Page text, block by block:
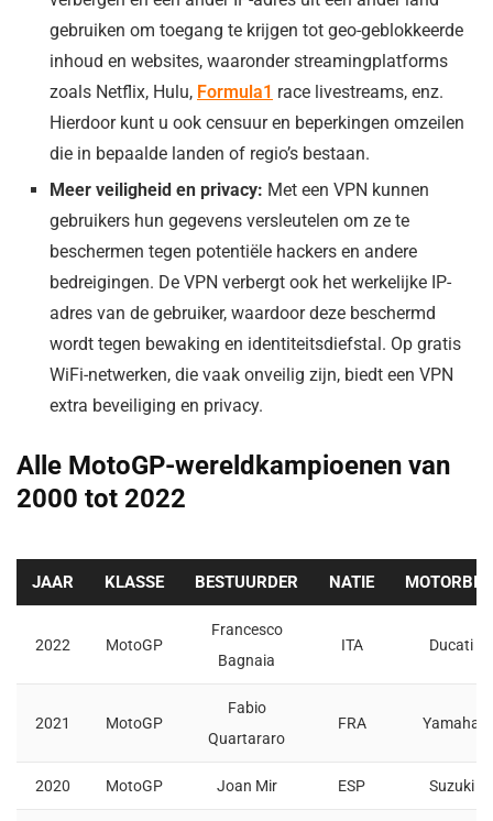
gebruiken om toegang te krijgen tot geo-geblokkeerde
inhoud en websites, waaronder streamingplatforms
zoals Netflix, Hulu, Formula1 race livestreams, enz.
Hierdoor kunt u ook censuur en beperkingen omzeilen
die in bepaalde landen of regio’s bestaan.
Meer veiligheid en privacy: Met een VPN kunnen
gebruikers hun gegevens versleutelen om ze te
beschermen tegen potentiële hackers en andere
bedreigingen. De VPN verbergt ook het werkelijke IP-
adres van de gebruiker, waardoor deze beschermd
wordt tegen bewaking en identiteitsdiefstal. Op gratis
WiFi-netwerken, die vaak onveilig zijn, biedt een VPN
extra beveiliging en privacy.
Alle MotoGP-wereldkampioenen van
2000 tot 2022
JAAR KLASSE BESTUURDER NATIE
2022 MotoGP
Francesco
Bagnaia
ITA Ducati
2021 MotoGP
Fabio
Quartararo
FRA Yamaha
2020 MotoGP Joan Mir ESP Suzuki